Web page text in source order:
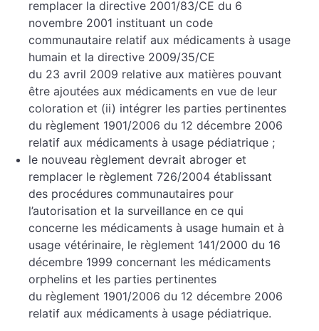
remplacer la directive 2001/83/CE du 6
novembre 2001 instituant un code
communautaire relatif aux médicaments à usage
humain et la directive 2009/35/CE
du 23 avril 2009 relative aux matières pouvant
être ajoutées aux médicaments en vue de leur
coloration et (ii) intégrer les parties pertinentes
du règlement 1901/2006 du 12 décembre 2006
relatif aux médicaments à usage pédiatrique ;
le nouveau règlement devrait abroger et
remplacer le règlement 726/2004 établissant
des procédures communautaires pour
l’autorisation et la surveillance en ce qui
concerne les médicaments à usage humain et à
usage vétérinaire, le règlement 141/2000 du 16
décembre 1999 concernant les médicaments
orphelins et les parties pertinentes
du règlement 1901/2006 du 12 décembre 2006
relatif aux médicaments à usage pédiatrique.